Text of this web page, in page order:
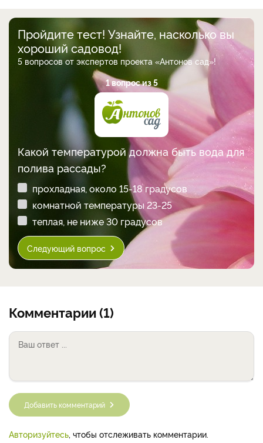
Пройдите тест! Узнайте, насколько вы
хороший садовод!
5 вопросов от экспертов проекта «Антонов сад»!
1 вопрос из 5
Какой температурой должна быть вода для
полива рассады?
прохладная, около 15-18 градусов
комнатной температуры 23-25
теплая, не ниже 30 градусов
Следующий вопрос
Комментарии (1)
Добавить комментарий
Авторизуйтесь, чтобы отслеживать комментарии.